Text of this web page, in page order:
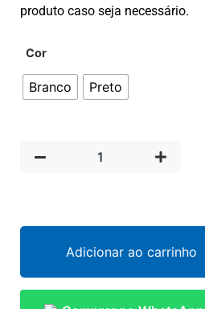
produto caso seja necessário.
Cor
Branco Preto
Adicionar ao carrinho